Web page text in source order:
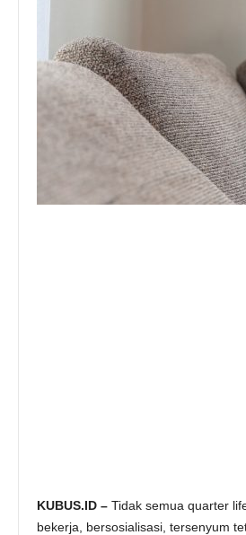
KUBUS.ID – Tidak semua quarter
bekerja, bersosialisasi, tersenyum